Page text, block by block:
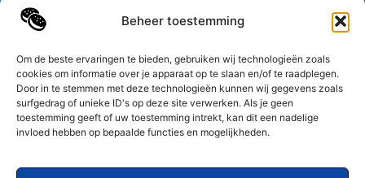
Beheer toestemming
Om de beste ervaringen te bieden, gebruiken wij technologieën zoals
cookies om informatie over je apparaat op te slaan en/of te raadplegen.
Door in te stemmen met deze technologieën kunnen wij gegevens zoals
surfgedrag of unieke ID's op deze site verwerken. Als je geen
toestemming geeft of uw toestemming intrekt, kan dit een nadelige
invloed hebben op bepaalde functies en mogelijkheden.
De best gelezen stukken op een rij
Maak kennis met Happibox!
Bericht categorie
Neem contact met ons op